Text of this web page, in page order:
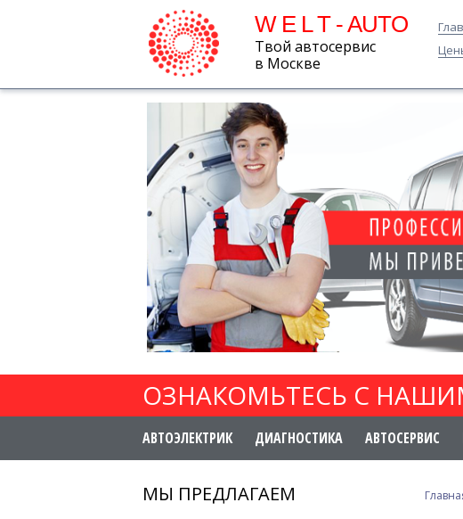
W E L T - AUTO
Твой автосервис
в Москве
ОЗНАКОМЬТЕСЬ С
АВТОЭЛЕКТРИК ДИАГНОСТИКА АВТОСЕРВИС
МЫ ПРЕДЛАГАЕМ